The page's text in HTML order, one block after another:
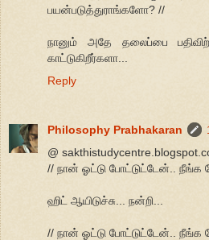
பயன்படுத்துராங்களோ? //
நானும் அதே தலைப்பை
காட்டுகிறீர்களா...
Reply
Philosophy Prabhakaran
@
// நான் ஓட்டு போட்டுட்டேன்.. நீங்க
ஹிட் ஆயிடுச்சு... நன்றி...
// நான் ஓட்டு போட்டுட்டேன்.. நீங்க